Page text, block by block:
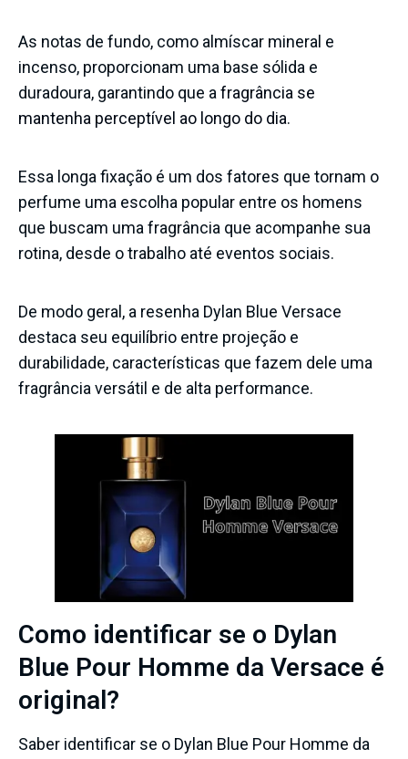
As notas de fundo, como almíscar mineral e
incenso, proporcionam uma base sólida e
duradoura, garantindo que a fragrância se
mantenha perceptível ao longo do dia.
Essa longa fixação é um dos fatores que tornam o
perfume uma escolha popular entre os homens
que buscam uma fragrância que acompanhe sua
rotina, desde o trabalho até eventos sociais.
De modo geral, a resenha Dylan Blue Versace
destaca seu equilíbrio entre projeção e
durabilidade, características que fazem dele uma
fragrância versátil e de alta performance.
Como identificar se o Dylan
Blue Pour Homme da Versace é
original?
Saber identificar se o Dylan Blue Pour Homme da